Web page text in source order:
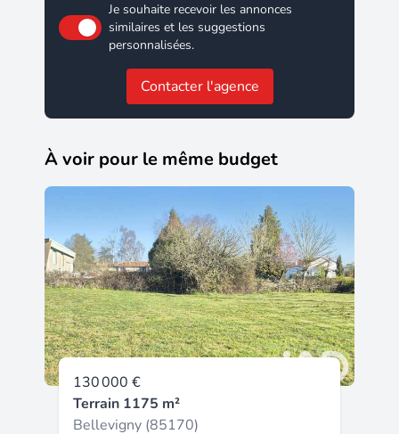
Je souhaite recevoir les annonces
similaires et les suggestions
personnalisées.
Contacter l'agence
À voir pour le même budget
130 000 €
Terrain 1175 m²
Bellevigny (85170)